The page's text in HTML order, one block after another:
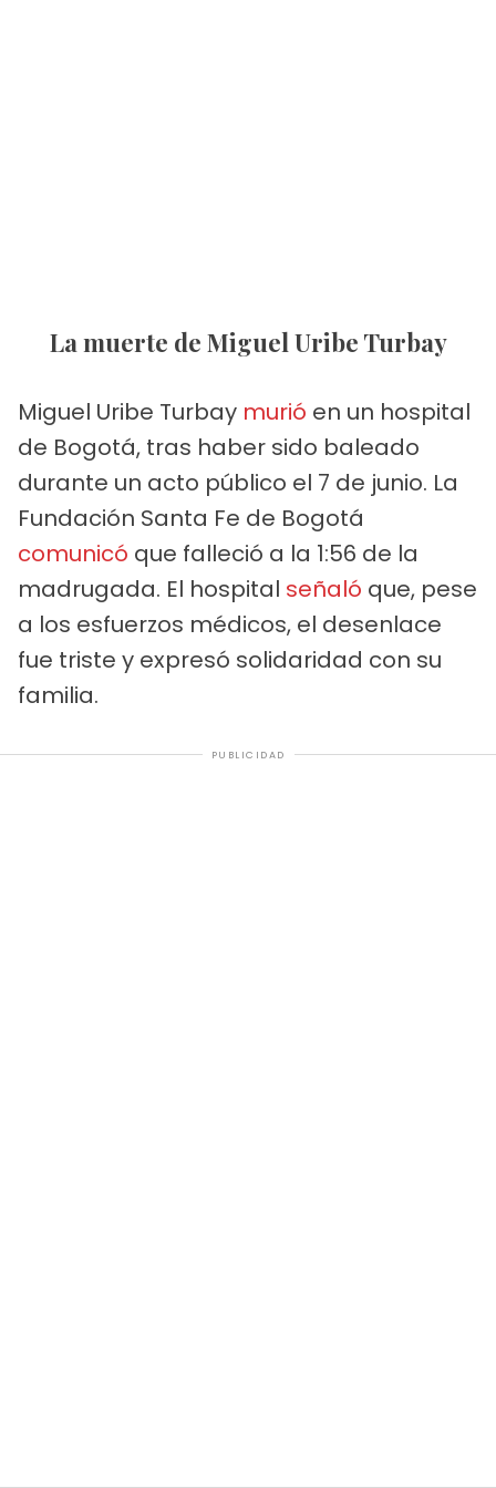
La muerte de Miguel Uribe Turbay
Miguel Uribe Turbay murió en un hospital
de Bogotá, tras haber sido baleado
durante un acto público el 7 de junio. La
Fundación Santa Fe de Bogotá
comunicó que falleció a la 1:56 de la
madrugada. El hospital señaló que, pese
a los esfuerzos médicos, el desenlace
fue triste y expresó solidaridad con su
familia.
PUBLICIDAD